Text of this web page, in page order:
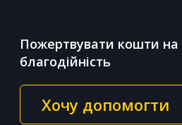
Пожертвувати кошти на
благодійність
Хочу допомогти